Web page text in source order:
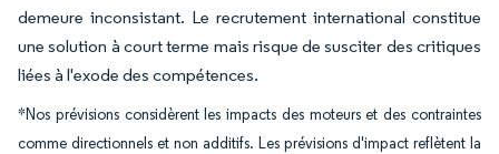
demeure inconsistant. Le recrutement international constitue
une solution à court terme mais risque de susciter des critiques
liées à l'exode des compétences.
*Nos prévisions considèrent les impacts des moteurs et des contraintes
comme directionnels et non additifs. Les prévisions d'impact reflètent la